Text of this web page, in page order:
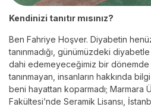
Kendinizi tanıtır mısınız?
Ben Fahriye Hoşver. Diyabetin
tanınmadığı, günümüzdeki
dahi edemeyeceğimiz bir
tanınmayan, insanların hakkında
beni hayattan koparmadı; Marmara
Fakültesi’nde Seramik Lisansı,